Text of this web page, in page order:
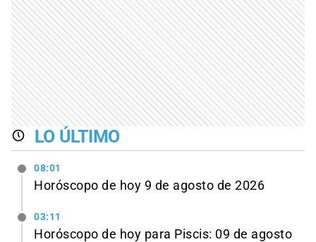
LO ÚLTIMO
08:01
Horóscopo de hoy 9 de agosto de 2026
03:11
Horóscopo de hoy para Piscis: 09 de agosto